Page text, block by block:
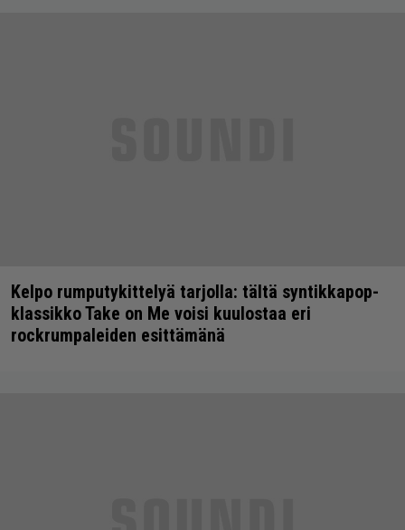
Kelpo rumputykittelyä tarjolla: tältä syntikkapop-
klassikko Take on Me voisi kuulostaa eri
rockrumpaleiden esittämänä